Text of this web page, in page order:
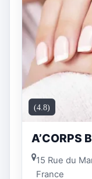
(4.8)
A’CORPS
15 Rue du
France